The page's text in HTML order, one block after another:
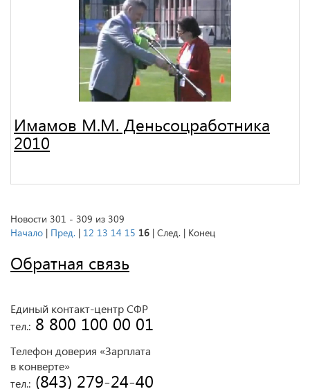
Имамов М.М. Деньсоцработника
2010
Новости 301 - 309 из 309
Начало | Пред. | 12 13 14 15 16 | След. | Конец
Обратная связь
Единый контакт-центр СФР
тел.: 8 800 100 00 01
Телефон доверия «Зарплата
в конверте»
тел.: (843) 279-24-40